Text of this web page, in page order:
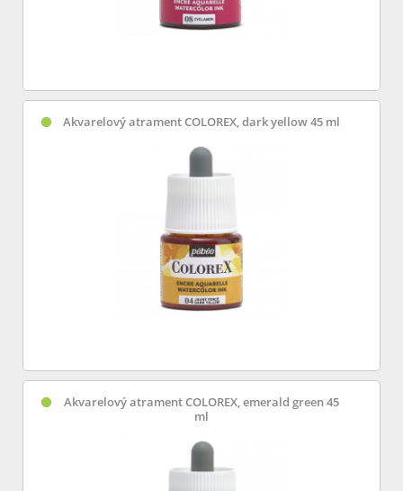
Akvarelový atrament COLOREX, dark yellow 45 ml
Akvarelový atrament COLOREX, emerald green 45
ml